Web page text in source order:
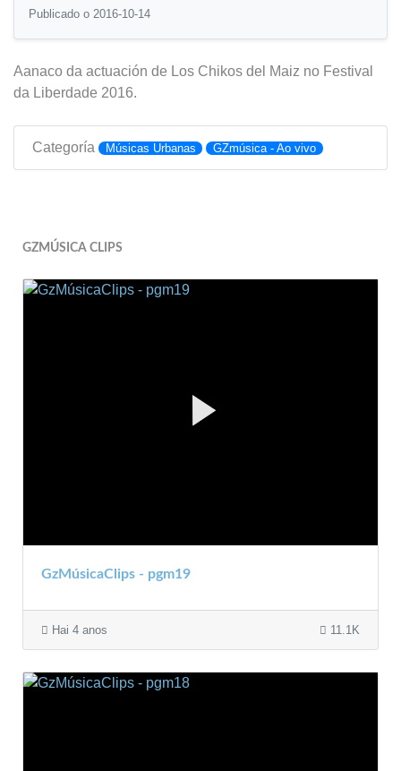
Publicado o 2016-10-14
Aanaco da actuación de Los Chikos del Maiz no Festival
da Liberdade 2016.
Categoría Músicas Urbanas GZmúsica - Ao vivo
GZMÚSICA CLIPS
GzMúsicaClips - pgm19
Hai 4 anos 11.1K